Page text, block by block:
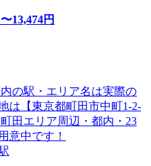
13,474円
の駅・エリア名は実際の
は【東京都町田市中町1-2-
田エリア周辺・都内・23
意中です！